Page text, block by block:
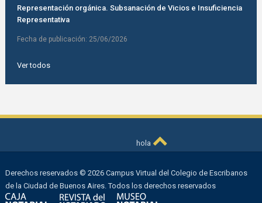
Representación orgánica. Subsanación de Vicios e Insuficiencia
Representativa
Fecha de publicación: 25/06/2026
Ver todos
hola
Derechos reservados © 2026 Campus Virtual del Colegio de Escribanos
de la Ciudad de Buenos Aires. Todos los derechos reservados